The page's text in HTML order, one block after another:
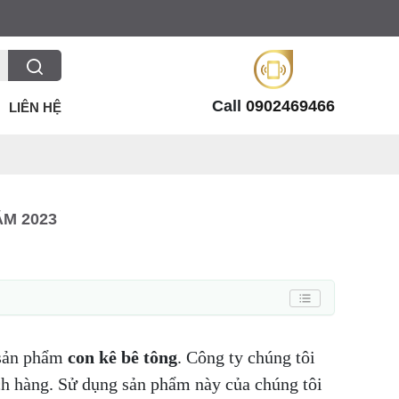
LIÊN HỆ Call 0902469466
2023
phẩm con kê bê tông. Công ty chúng tôi
Sử dụng sản phẩm này của chúng tôi